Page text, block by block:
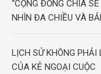
“CỘNG ĐỒNG CHIA
NHÌN ĐA CHIỀU VÀ
LỊCH SỬ KHÔNG PHẢI
CỦA KẺ NGOẠI CUỘC